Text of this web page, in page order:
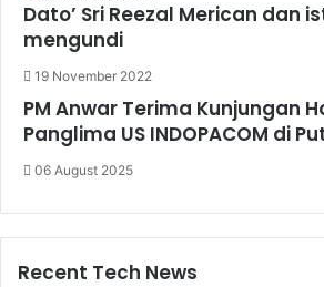
Dato’ Sri Reezal Merican dan
mengundi
19 November 2022
PM Anwar Terima Kunjungan
Panglima US INDOPACOM di
06 August 2025
Recent Tech News